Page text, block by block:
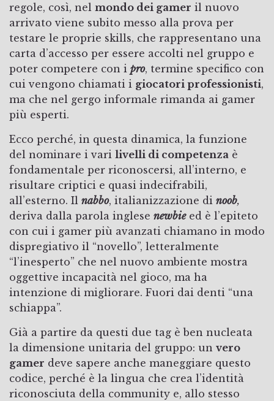
regole, così, nel mondo dei gamer il nuovo
arrivato viene subito messo alla prova per
testare le proprie skills, che rappresentano una
carta d’accesso per essere accolti nel gruppo e
poter competere con i pro, termine specifico con
cui vengono chiamati i giocatori professionisti,
ma che nel gergo informale rimanda ai gamer
più esperti.
Ecco perché, in questa dinamica, la funzione
del nominare i vari livelli di competenza è
fondamentale per riconoscersi, all’interno, e
risultare criptici e quasi indecifrabili,
all’esterno. Il nabbo, italianizzazione di noob,
deriva dalla parola inglese newbieed è l’epiteto
con cui i gamer più avanzati chiamano in modo
dispregiativo il “novello”, letteralmente
“l’inesperto” che nel nuovo ambiente mostra
oggettive incapacità nel gioco, ma ha
intenzione di migliorare. Fuori dai denti “una
schiappa”.
Già a partire da questi due tag è ben nucleata
la dimensione unitaria del gruppo: un vero
gamer deve sapere anche maneggiare questo
codice, perché è la lingua che crea l’identità
riconosciuta della community e, allo stesso